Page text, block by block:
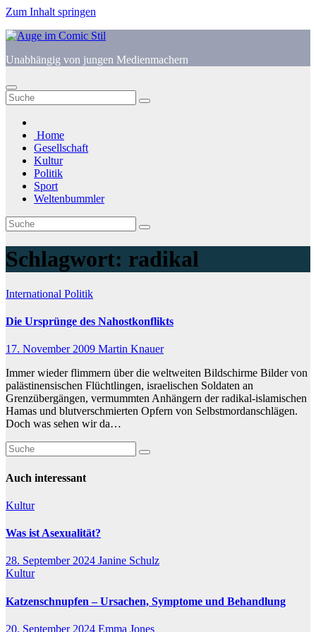
Zum Inhalt springen
Unabhängig von jungen Medienmachern
Home
Gesellschaft
Kultur
Politik
Sport
Weltenbummler
Schlagwort: radikal
International Politik
Die Ursprünge des Nahostkonflikts
17. November 2009 Martin Knauer
Immer wieder flimmern über die weltweiten Bildschirme Bilder von
palästinensischen Flüchtlingen, israelischen Soldaten an
Grenzübergängen, vermummten Anhängern der radikal-islamischen
Hamas und blutverschmierten Opfern von Selbstmordanschlägen.
Doch was sehen wir da…
Auch interessant
Kultur
Was ist Asexualität?
28. September 2024 Janine Schulz
Kultur
Katzenschnupfen – Ursachen, Symptome und Behandlung
20. September 2024 Emma Jones